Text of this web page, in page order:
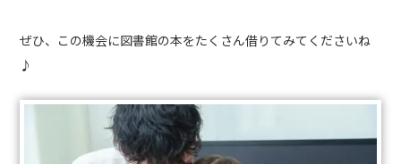
ぜひ、この機会に図書館の本をたくさん借りてみてくださいね
♪